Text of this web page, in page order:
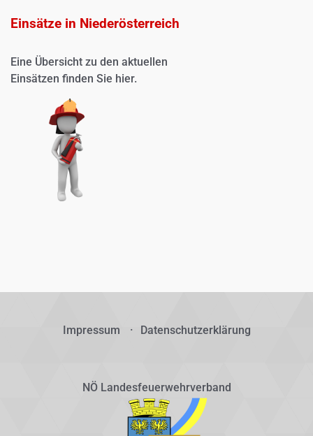
Einsätze in Niederösterreich
Eine Übersicht zu den aktuellen
Einsätzen finden Sie hier.
Impressum Datenschutzerklärung
NÖ Landesfeuerwehrverband